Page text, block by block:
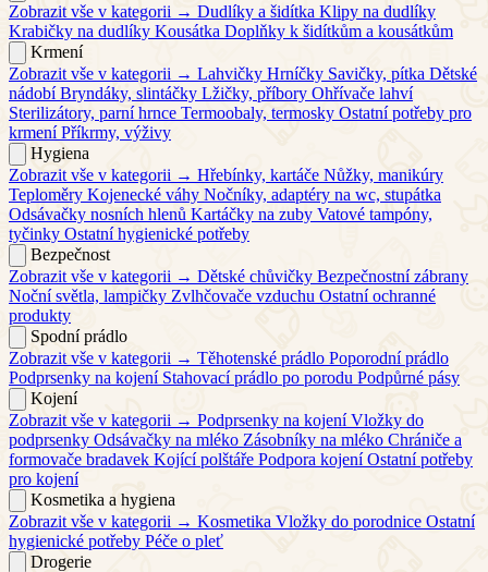
Zobrazit vše v kategorii → Dudlíky a šidítka Klipy na dudlíky
Krabičky na dudlíky Kousátka Doplňky k šidítkům a kousátkům
Krmení
Zobrazit vše v kategorii → Lahvičky Hrníčky Savičky, pítka Dětské
nádobí Bryndáky, slintáčky Lžičky, příbory Ohřívače lahví
Sterilizátory, parní hrnce Termoobaly, termosky Ostatní potřeby pro
krmení Příkrmy, výživy
Hygiena
Zobrazit vše v kategorii → Hřebínky, kartáče Nůžky, manikúry
Teploměry Kojenecké váhy Nočníky, adaptéry na wc, stupátka
Odsávačky nosních hlenů Kartáčky na zuby Vatové tampóny,
tyčinky Ostatní hygienické potřeby
Bezpečnost
Zobrazit vše v kategorii → Dětské chůvičky Bezpečnostní zábrany
Noční světla, lampičky Zvlhčovače vzduchu Ostatní ochranné
produkty
Spodní prádlo
Zobrazit vše v kategorii → Těhotenské prádlo Poporodní prádlo
Podprsenky na kojení Stahovací prádlo po porodu Podpůrné pásy
Kojení
Zobrazit vše v kategorii → Podprsenky na kojení Vložky do
podprsenky Odsávačky na mléko Zásobníky na mléko Chrániče a
formovače bradavek Kojící polštáře Podpora kojení Ostatní potřeby
pro kojení
Kosmetika a hygiena
Zobrazit vše v kategorii → Kosmetika Vložky do porodnice Ostatní
hygienické potřeby Péče o pleť
Drogerie